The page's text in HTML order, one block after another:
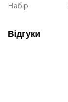
Набір
Відгуки